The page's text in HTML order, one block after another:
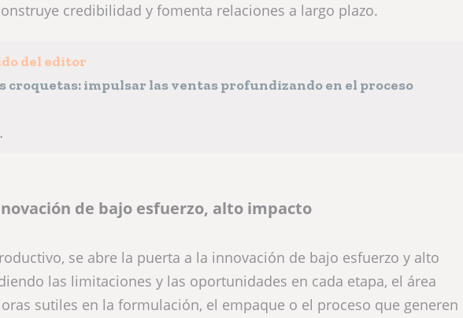
credibilidad y fomenta relaciones a largo plazo.
del editor
croquetas: impulsar las ventas profundizando en el proceso
de bajo esfuerzo, alto impacto
se abre la puerta a la innovación de bajo esfuerzo y alto
las limitaciones y las oportunidades en cada etapa, el área
sutiles en la formulación, el empaque o el proceso que generen